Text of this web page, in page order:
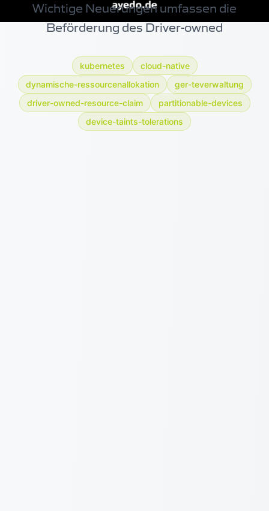
Wichtige Neuerungen umfassen die
Beförderung des Driver-owned
kubernetes
cloud-native
dynamische-ressourcenallokation
ger-teverwaltung
driver-owned-resource-claim
partitionable-devices
device-taints-tolerations